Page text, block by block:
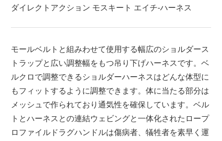
ダイレクトアクション モスキート エイチ-ハーネス
モールベルトと組みわせて使用する幅広のショルダース
トラップと広い調整幅をもつ吊り下げハーネスです。ベ
ルクロで調整できるショルダーハーネスはどんな体型に
もフィットするように調整できます。体に当たる部分は
メッシュで作られており通気性を確保しています。ベル
トとハーネスとの連結ウェビングと一体化されたロープ
ロファイルドラグハンドルは傷病者、犠牲者を素早く運